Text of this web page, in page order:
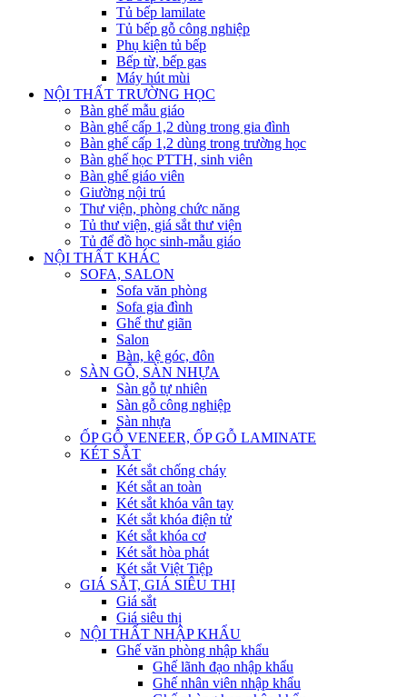
Tủ bếp lamilate
Tủ bếp gỗ công nghiệp
Phụ kiện tủ bếp
Bếp từ, bếp gas
Máy hút mùi
NỘI THẤT TRƯỜNG HỌC
Bàn ghế mẫu giáo
Bàn ghế cấp 1,2 dùng trong gia đình
Bàn ghế cấp 1,2 dùng trong trường học
Bàn ghế học PTTH, sinh viên
Bàn ghế giáo viên
Giường nội trú
Thư viện, phòng chức năng
Tủ thư viện, giá sắt thư viện
Tủ để đồ học sinh-mẫu giáo
NỘI THẤT KHÁC
SOFA, SALON
Sofa văn phòng
Sofa gia đình
Ghế thư giãn
Salon
Bàn, kệ góc, đôn
SÀN GỖ, SÀN NHỰA
Sàn gỗ tự nhiên
Sàn gỗ công nghiệp
Sàn nhựa
ỐP GỖ VENEER, ỐP GỖ LAMINATE
KÉT SẮT
Két sắt chống cháy
Két sắt an toàn
Két sắt khóa vân tay
Két sắt khóa điện tử
Két sắt khóa cơ
Két sắt hòa phát
Két sắt Việt Tiệp
GIÁ SẮT, GIÁ SIÊU THỊ
Giá sắt
Giá siêu thị
NỘI THẤT NHẬP KHẨU
Ghế văn phòng nhập khẩu
Ghế lãnh đạo nhập khẩu
Ghế nhân viên nhập khẩu